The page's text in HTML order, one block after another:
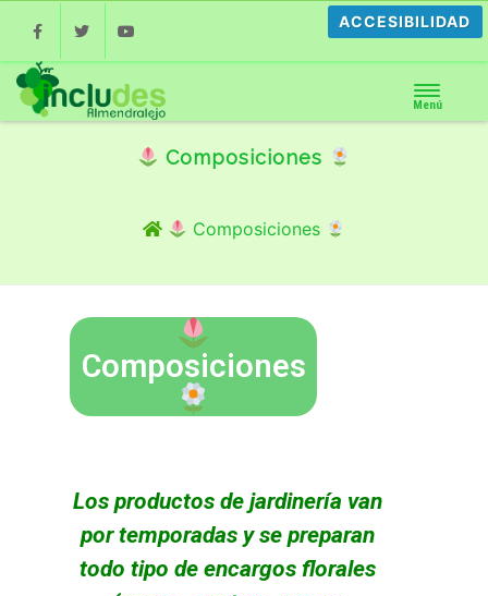
Facebook
Menú
Composiciones
Composiciones
Composiciones
Los productos de jardinería van
por temporadas y se preparan
todo tipo de encargos florales
ACCESIBILIDAD